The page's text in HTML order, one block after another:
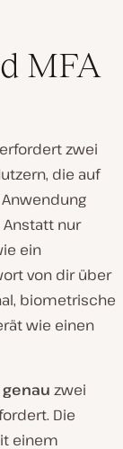
MFA
zwei
die auf
Anstatt nur
ein
von dir über
biometrische
wie einen
genau zwei
Die
einem